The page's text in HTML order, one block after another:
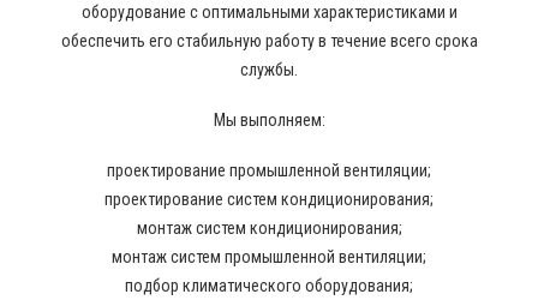
оборудование с оптимальными характеристиками и
обеспечить его стабильную работу в течение всего срока
службы.
Мы выполняем:
проектирование промышленной вентиляции;
проектирование систем кондиционирования;
монтаж систем кондиционирования;
монтаж систем промышленной вентиляции;
подбор климатического оборудования;